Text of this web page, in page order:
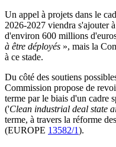
Un appel à projets dans le
2026-2027 viendra s'ajouter
d'environ 600 millions
à être déployés », mais la
à ce stade.
Du côté des soutiens
Commission propose de
terme par le biais d'un cadre
('Clean industrial deal state
terme, à travers la réforme
(EUROPE 13582/1).